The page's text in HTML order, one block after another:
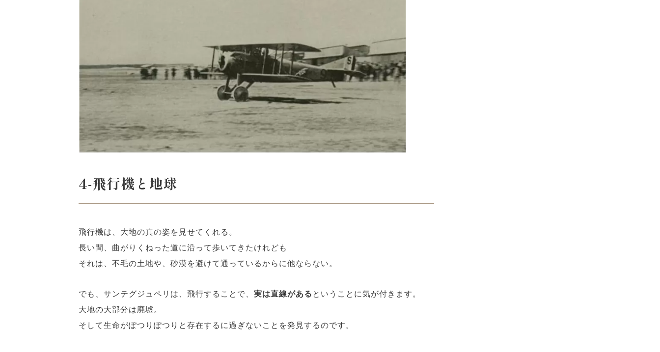
4-飛行機と地球
飛行機は、大地の真の姿を見せてくれる。
長い間、曲がりくねった道に沿って歩いてきたけれども
それは、不毛の土地や、砂漠を避けて通っているからに他ならない。
でも、サンテグジュペリは、飛行することで、 実は直線があるということに気が付きます。
大地の大部分は廃墟。
そして生命がぽつりぽつりと存在するに過ぎないことを発見するのです。